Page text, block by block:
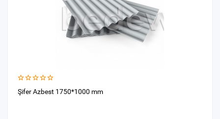
Şifer Azbest 1750*1000 mm